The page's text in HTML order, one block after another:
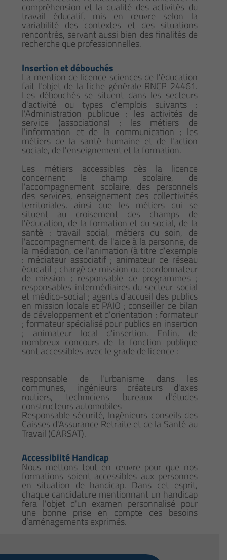
compréhension et la qualité des activités du
travail éducatif, mis en œuvre selon la
variabilité des contextes et des situations
rencontrés, servant aussi bien des finalités de
recherche que professionnelles.
Insertion et débouchés
La mention de licence sciences de l'éducation
fait l'objet de la fiche générale RNCP 24461.
Les débouchés se situent dans les secteurs
d'activité ou types d'emplois suivants :
l'Administration publique ; les activités de
service (associations) ; les métiers de
l'information et de la communication ; les
métiers de la santé humaine et de l'action
sociale, de l'enseignement et la formation.
Les métiers accessibles dès la licence
concernent le champ scolaire, de
l'accompagnement scolaire, des personnels
des services, enseignement des collectivités
territoriales, ainsi que les métiers qui se
situent au croisement des champs de
l'éducation, de la formation et du social, de la
santé : travail social, métiers du soin, de
l'accompagnement, de l'aide à la personne, de
la médiation, de l'animation (à titre d'exemple
: médiateur associatif ; animateur de réseau
éducatif ; chargé de mission ou coordonnateur
de mission ; responsable de programmes ;
responsables intermédiaires du secteur social
et médico-social ; agents d'accueil des publics
en mission locale et PAIO ; conseiller de bilan
de développement et d'orientation ; formateur
; formateur spécialisé pour publics en insertion
; animateur local d'insertion. Enfin, de
nombreux concours de la fonction publique
sont accessibles avec le grade de licence :
responsable de l'urbanisme dans les
communes, ingénieurs créateurs d'axes
routiers, techniciens bureaux d'études
constructeurs automobiles
Responsable sécurité, Ingénieurs conseils des
Caisses d'Assurance Retraite et de la Santé au
Travail (CARSAT).
Accessibilté Handicap
Nous mettons tout en œuvre pour que nos
formations soient accessibles aux personnes
en situation de handicap. Dans cet esprit,
chaque candidature mentionnant un handicap
fera l'objet d'un examen personnalisé pour
une bonne prise en compte des besoins
d’aménagements exprimés.